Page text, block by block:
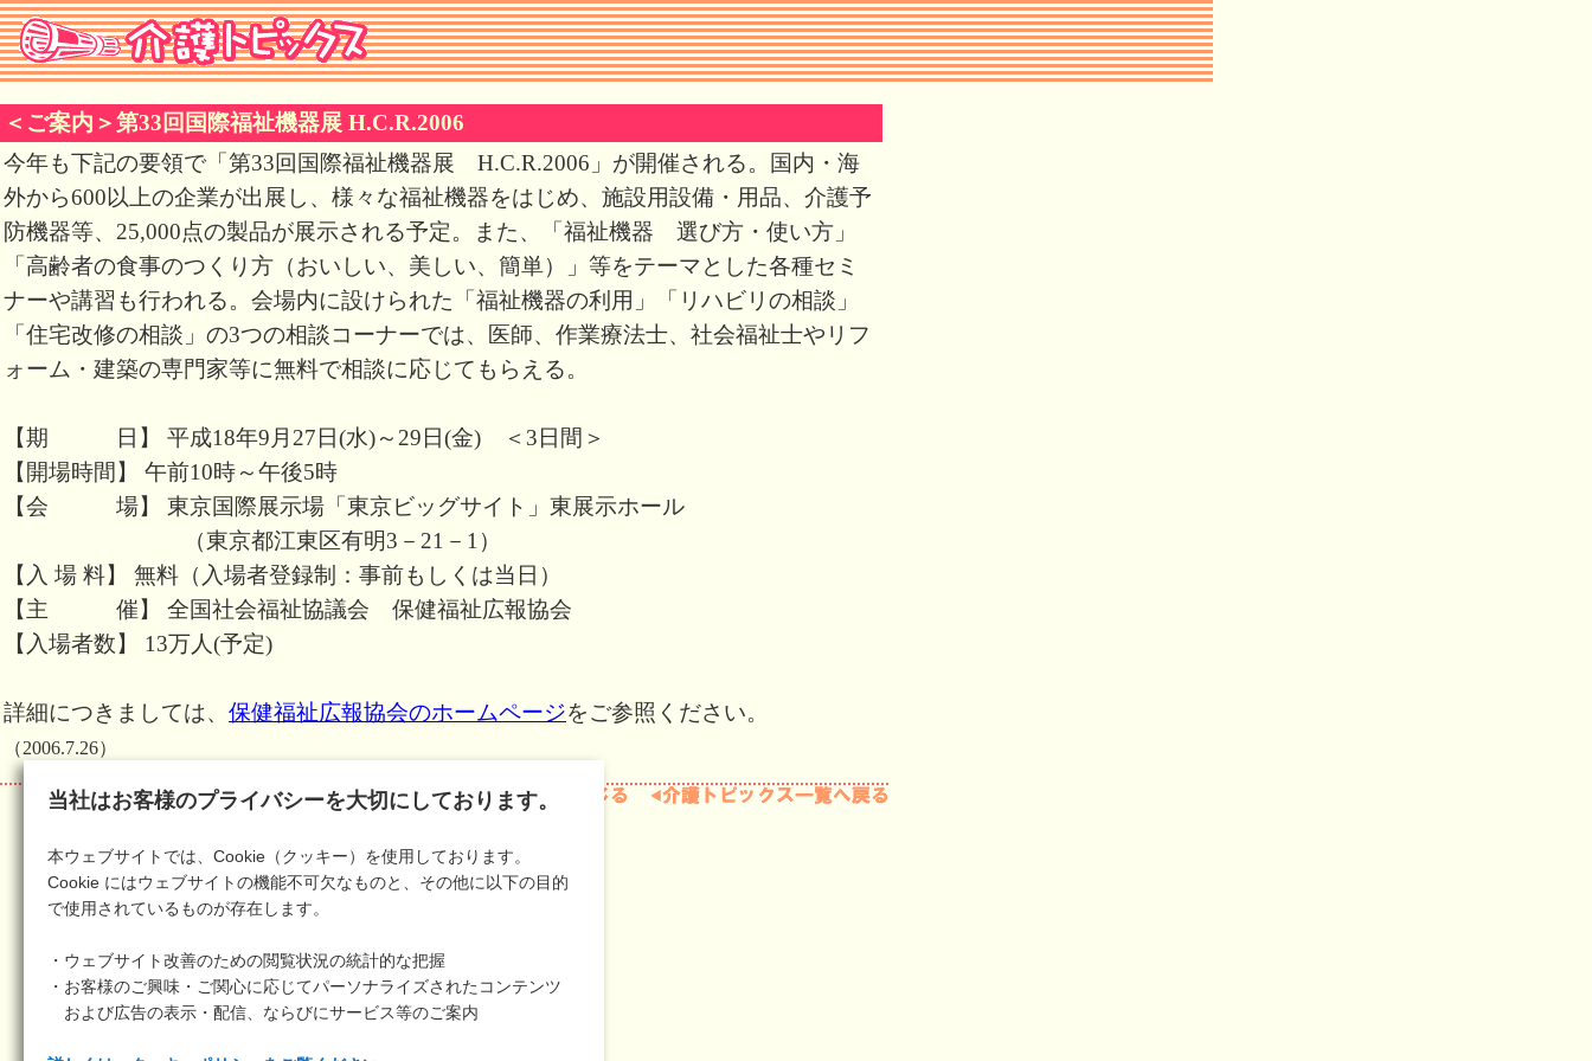
＜ご案内＞第33回国際福祉機器展 H.C.R.2006
今年も下記の要領で「第33回国際福祉機器展 H.C.R.2006」が開催される。国内・海
外から600以上の企業が出展し、様々な福祉機器をはじめ、施設用設備・用品、介護予
防機器等、25,000点の製品が展示される予定。また、「福祉機器 選び方・使い方」
「高齢者の食事のつくり方（おいしい、美しい、簡単）」等をテーマとした各種セミ
ナーや講習も行われる。会場内に設けられた「福祉機器の利用」「リハビリの相談」
「住宅改修の相談」の3つの相談コーナーでは、医師、作業療法士、社会福祉士やリフ
ォーム・建築の専門家等に無料で相談に応じてもらえる。
【期 日】 平成18年9月27日(水)～29日(金) ＜3日間＞
【開場時間】 午前10時～午後5時
【会 場】 東京国際展示場「東京ビッグサイト」東展示ホール
（東京都江東区有明3－21－1）
【入 場 料】 無料（入場者登録制：事前もしくは当日）
【主 催】 全国社会福祉協議会 保健福祉広報協会
【入場者数】 13万人(予定)
詳細につきましては、 保健福祉広報協会のホームページをご参照ください。
（2006.7.26）
当社はお客様のプライバシーを大切にしております。
本ウェブサイトでは、Cookie（クッキー）を使用しております。
Cookie にはウェブサイトの機能不可欠なものと、その他に以下の目的
で使用されているものが存在します。
・ウェブサイト改善のための閲覧状況の統計的な把握
・お客様のご興味・ご関心に応じてパーソナライズされたコンテンツ
および広告の表示・配信、ならびにサービス等のご案内